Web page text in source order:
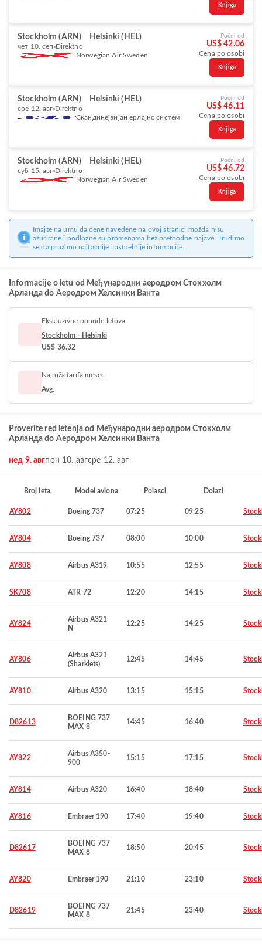
Knjiga
Stockholm (ARN) Helsinki (HEL)
чет 10. сеп Direktno
Norwegian Air Sweden
Počni od
US$ 42.06
Cena po osobi
Knjiga
Stockholm (ARN) Helsinki (HEL)
сре 12. авг Direktno
Скандинејвијан ерлајнс систем
Počni od
US$ 46.11
Cena po osobi
Knjiga
Stockholm (ARN) Helsinki (HEL)
суб 15. авг Direktno
Norwegian Air Sweden
Počni od
US$ 46.72
Cena po osobi
Knjiga
Imajte na umu da cene navedene na ovoj stranici možda nisu
ažurirane i podložne su promenama bez prethodne najave. Trudimo
se da pružimo najtačnije i aktuelnije informacije.
Informacije o letu od Међународни аеродром Стокхолм
Арланда do Аеродром Хелсинки Ванта
Ekskluzivne ponude letova
Stockholm - Helsinki
US$ 36.32
Najniža tarifa mesec
Avg.
Proverite red letenja od Међународни аеродром Стокхолм
Арланда do Аеродром Хелсинки Ванта
нед 9. авгпон 10. авгсре 12. авг
Broj leta. Model aviona Polasci Dolazi
AY802 Boeing 737 07:25 09:25
AY804 Boeing 737 08:00 10:00
AY808 Airbus A319 10:55 12:55
SK708 ATR 72 12:20 14:15
AY824
Airbus A321
N
12:25 14:25
AY806
Airbus A321
(Sharklets)
12:45 14:45
AY810 Airbus A320 13:15 15:15
D82613
BOEING 737
MAX 8
14:45 16:40
AY822
Airbus A350-
900
15:15 17:15
AY814 Airbus A320 16:40 18:40
AY816 Embraer 190 17:40 19:40
D82617
BOEING 737
MAX 8
18:50 20:45
AY820 Embraer 190 21:10 23:10
D82619
BOEING 737
MAX 8
21:45 23:40